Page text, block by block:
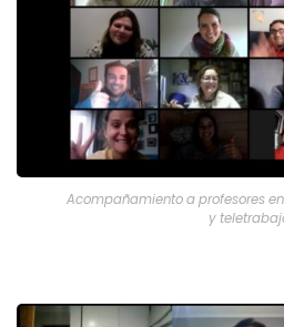
Acompañamiento a profesores
y